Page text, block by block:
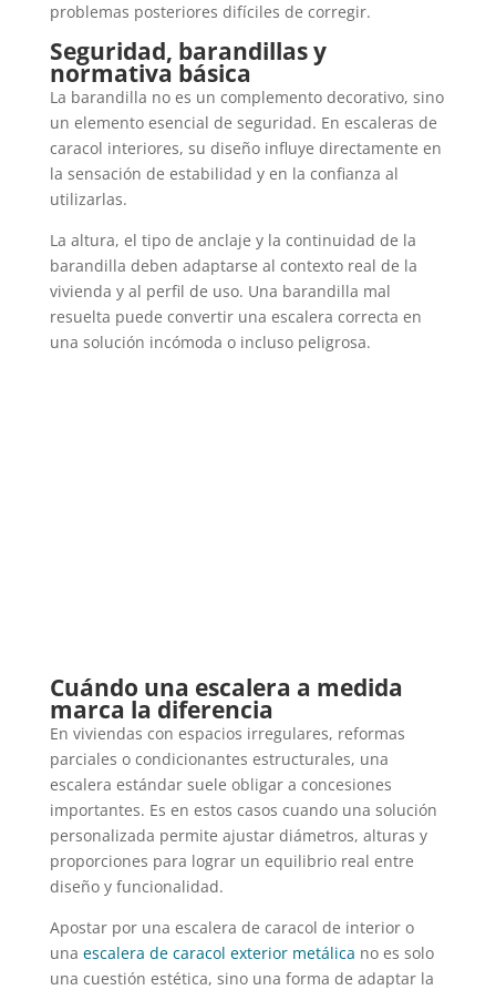
problemas posteriores difíciles de corregir.
Seguridad, barandillas y
normativa básica
La barandilla no es un complemento decorativo, sino
un elemento esencial de seguridad. En escaleras de
caracol interiores, su diseño influye directamente en
la sensación de estabilidad y en la confianza al
utilizarlas.
La altura, el tipo de anclaje y la continuidad de la
barandilla deben adaptarse al contexto real de la
vivienda y al perfil de uso. Una barandilla mal
resuelta puede convertir una escalera correcta en
una solución incómoda o incluso peligrosa.
Cuándo una escalera a medida
marca la diferencia
En viviendas con espacios irregulares, reformas
parciales o condicionantes estructurales, una
escalera estándar suele obligar a concesiones
importantes. Es en estos casos cuando una solución
personalizada permite ajustar diámetros, alturas y
proporciones para lograr un equilibrio real entre
diseño y funcionalidad.
Apostar por una escalera de caracol de interior o
una escalera de caracol exterior metálica no es solo
una cuestión estética, sino una forma de adaptar la